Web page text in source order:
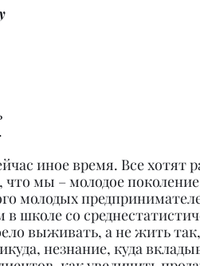
иное время. Все хотят
мы – молодое
молодых
со
выживать, а не жить
незнание, куда